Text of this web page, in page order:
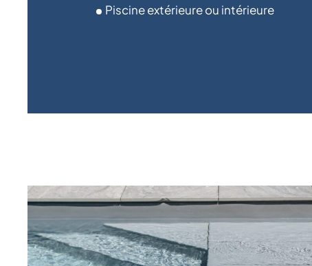
Piscine extérieure ou intérieure